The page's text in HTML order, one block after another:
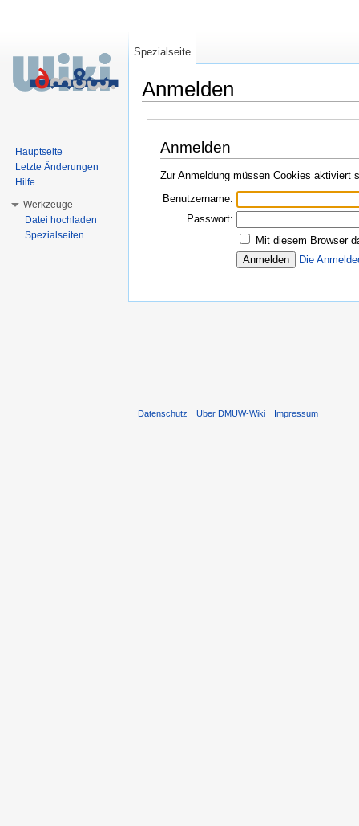
Anmelden
Anmelden
Zur Anmeldung müssen Cookies aktiviert
Benutzername:
Passwort:
Mit diesem Browser
Die
Spezialseite
Hauptseite
Letzte Änderungen
Hilfe
Werkzeuge
Datei hochladen
Spezialseiten
Datenschutz Über DMUW-Wiki Impressum